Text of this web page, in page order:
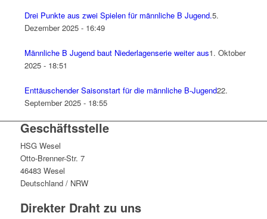
Drei Punkte aus zwei Spielen für männliche B Jugend.5.
Dezember 2025 - 16:49
Männliche B Jugend baut Niederlagenserie weiter aus1. Oktober
2025 - 18:51
Enttäuschender Saisonstart für die männliche B-Jugend22.
September 2025 - 18:55
Geschäftsstelle
HSG Wesel
Otto-Brenner-Str. 7
46483 Wesel
Deutschland / NRW
Direkter Draht zu uns